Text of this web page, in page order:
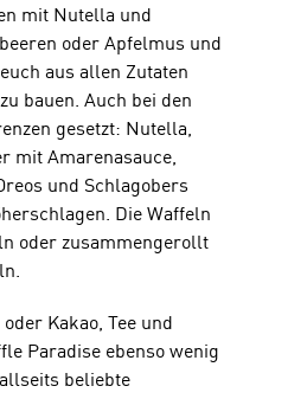
mit Nutella und
oder Apfelmus und
aus allen Zutaten
bauen. Auch bei den
gesetzt: Nutella,
mit Amarenasauce,
und Schlagobers
Die Waffeln
oder zusammengerollt
Kakao, Tee und
Paradise ebenso wenig
beliebte